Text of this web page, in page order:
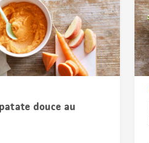
douce au